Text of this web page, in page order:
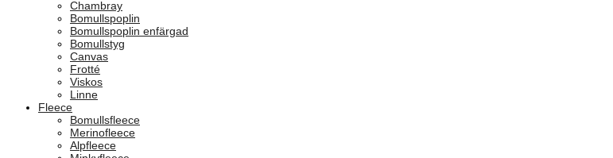
Chambray
Bomullspoplin
Bomullspoplin enfärgad
Bomullstyg
Canvas
Frotté
Viskos
Linne
Fleece
Bomullsfleece
Merinofleece
Alpfleece